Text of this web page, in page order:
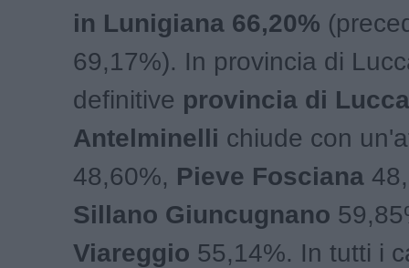
in Lunigiana 66,20%
69,17%). In provincia di
definitive provincia di
Antelminelli chiude con
48,60%, Pieve Fosciana
Sillano Giuncugnano
Viareggio 55,14%. In tutti i